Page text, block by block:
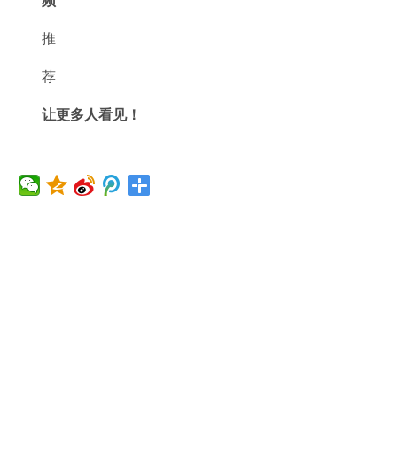
推
荐
让更多人看见！